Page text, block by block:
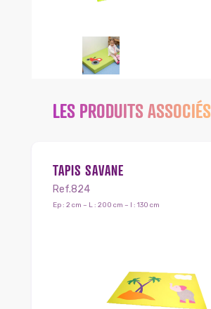
LES PRODUITS ASSOCIÉS
TAPIS SAVANE
Ref.824
Ep : 2 cm – L : 200 cm – l : 130 cm